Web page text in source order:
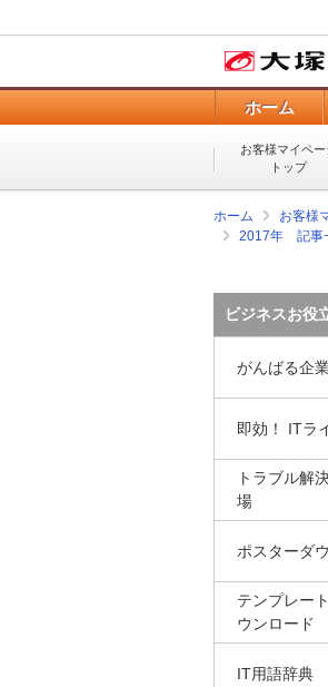
ホーム
お客様マイペー
トップ
ホーム お客様
2017年 記事
ビジネスお役
がんばる企
即効！ ITラ
トラブル解
場
ポスターダ
テンプレー
ウンロード
IT用語辞典